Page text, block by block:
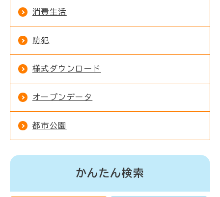
消費生活
防犯
様式ダウンロード
オープンデータ
都市公園
かんたん検索